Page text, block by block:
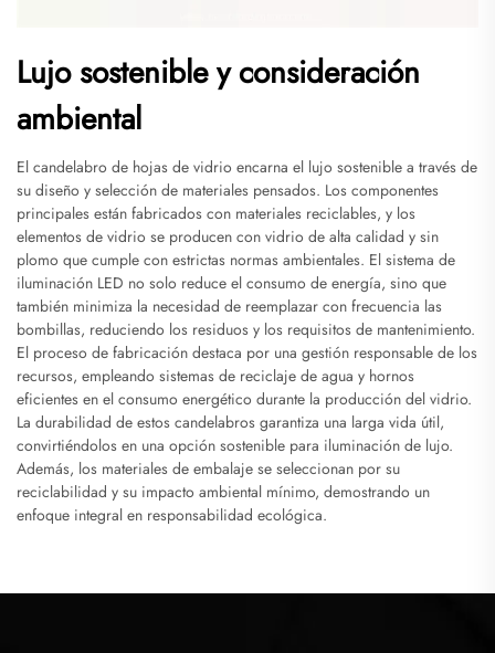
Lujo sostenible y consideración
ambiental
El candelabro de hojas de vidrio encarna el lujo sostenible a través de
su diseño y selección de materiales pensados. Los componentes
principales están fabricados con materiales reciclables, y los
elementos de vidrio se producen con vidrio de alta calidad y sin
plomo que cumple con estrictas normas ambientales. El sistema de
iluminación LED no solo reduce el consumo de energía, sino que
también minimiza la necesidad de reemplazar con frecuencia las
bombillas, reduciendo los residuos y los requisitos de mantenimiento.
El proceso de fabricación destaca por una gestión responsable de los
recursos, empleando sistemas de reciclaje de agua y hornos
eficientes en el consumo energético durante la producción del vidrio.
La durabilidad de estos candelabros garantiza una larga vida útil,
convirtiéndolos en una opción sostenible para iluminación de lujo.
Además, los materiales de embalaje se seleccionan por su
reciclabilidad y su impacto ambiental mínimo, demostrando un
enfoque integral en responsabilidad ecológica.